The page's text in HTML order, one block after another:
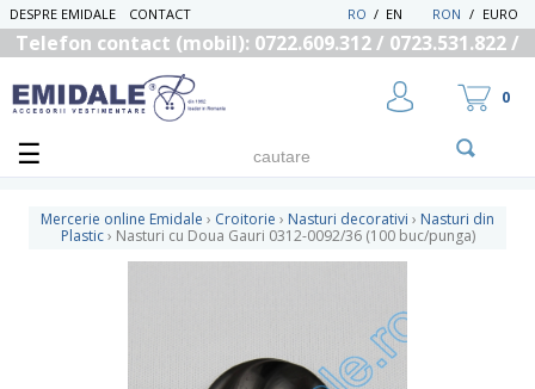
DESPRE EMIDALE CONTACT RON / EURO
EN
/
RO
Telefon contact (mobil): 0722.609.312 / 0723.531.822 /
RECUPEREAZA PAROLA
0
Mercerie online Emidale › Croitorie › Nasturi decorativi › Nasturi din
Plastic › Nasturi cu Doua Gauri 0312-0092/36 (100 buc/punga)